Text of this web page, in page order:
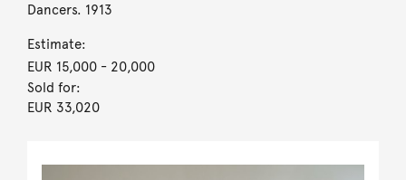
Dancers. 1913
Estimate:
EUR 15,000- 20,000
Sold for:
EUR 33,020